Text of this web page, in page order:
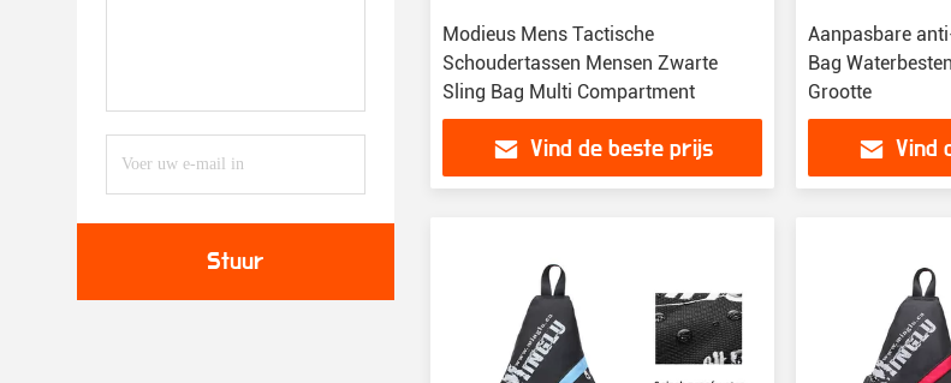
Stuur
Modieus Mens Tactische
Schoudertassen Mensen Zwarte
Sling Bag Multi Compartment
Vind de beste prijs
Aanpasbare
Bag
Grootte
Vind